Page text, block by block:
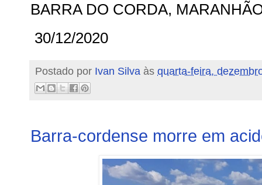
BARRA DO CORDA,
30/12/2020
Postado por Ivan Silva às quarta-feira,
Barra-cordense morre em